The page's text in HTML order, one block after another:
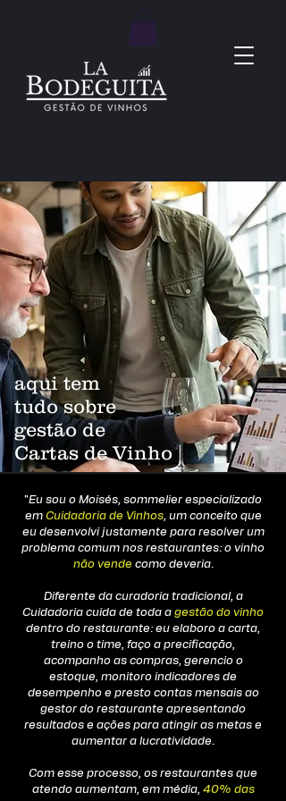
aqui tem
tudo sobre
gestão de
Cartas de Vinho
"Eu sou o Moisés, sommelier especializado
em Cuidadoria de Vinhos, um conceito que
eu desenvolvi justamente para resolver um
problema comum nos restaurantes: o vinho
não vende como deveria.
Diferente da curadoria tradicional, a
Cuidadoria cuida de toda a gestão do vinho
dentro do restaurante: eu elaboro a carta,
treino o time, faço a precificação,
acompanho as compras, gerencio o
estoque, monitoro indicadores de
desempenho e presto contas mensais ao
gestor do restaurante apresentando
resultados e ações para atingir as metas e
aumentar a lucratividade.
Com esse processo, os restaurantes que
atendo aumentam, em média, 40% das